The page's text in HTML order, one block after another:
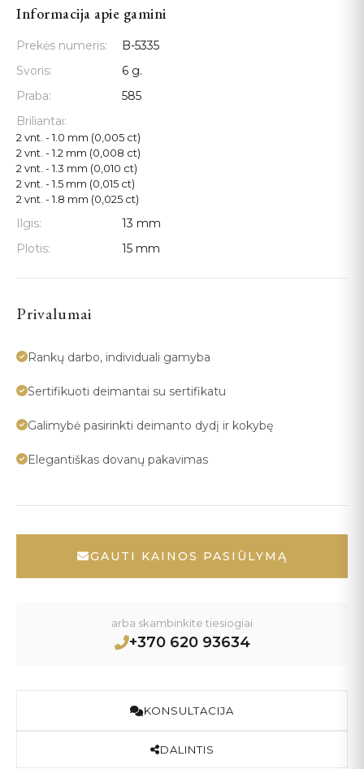
Informacija apie gamini
Prekės numeris:
B-5335
Svoris:
6 g.
Praba:
585
Briliantai:
2 vnt. - 1.0 mm (0,005 ct)
2 vnt. - 1.2 mm (0,008 ct)
2 vnt. - 1.3 mm (0,010 ct)
2 vnt. - 1.5 mm (0,015 ct)
2 vnt. - 1.8 mm (0,025 ct)
Ilgis:
13 mm
Plotis:
15 mm
Privalumai
Rankų darbo, individuali gamyba
Sertifikuoti deimantai su sertifikatu
Galimybė pasirinkti deimanto dydį ir kokybę
Elegantiškas dovanų pakavimas
GAUTI KAINOS PASIŪLYMĄ
arba skambinkite tiesiogiai
+370 620 93634
KONSULTACIJA
DALINTIS